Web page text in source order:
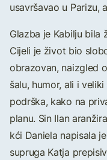
usavršavao u Parizu,
Glazba je Kabilju bila
Cijeli je život bio
obrazovan, naizgled
šalu, humor, ali i
podrška, kako na
planu. Sin Ilan
kći Daniela napisala
supruga Katja